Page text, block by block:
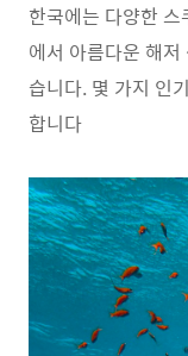
한국에는 다양한
에서 아름다운 해
습니다. 몇 가지 인
합니다